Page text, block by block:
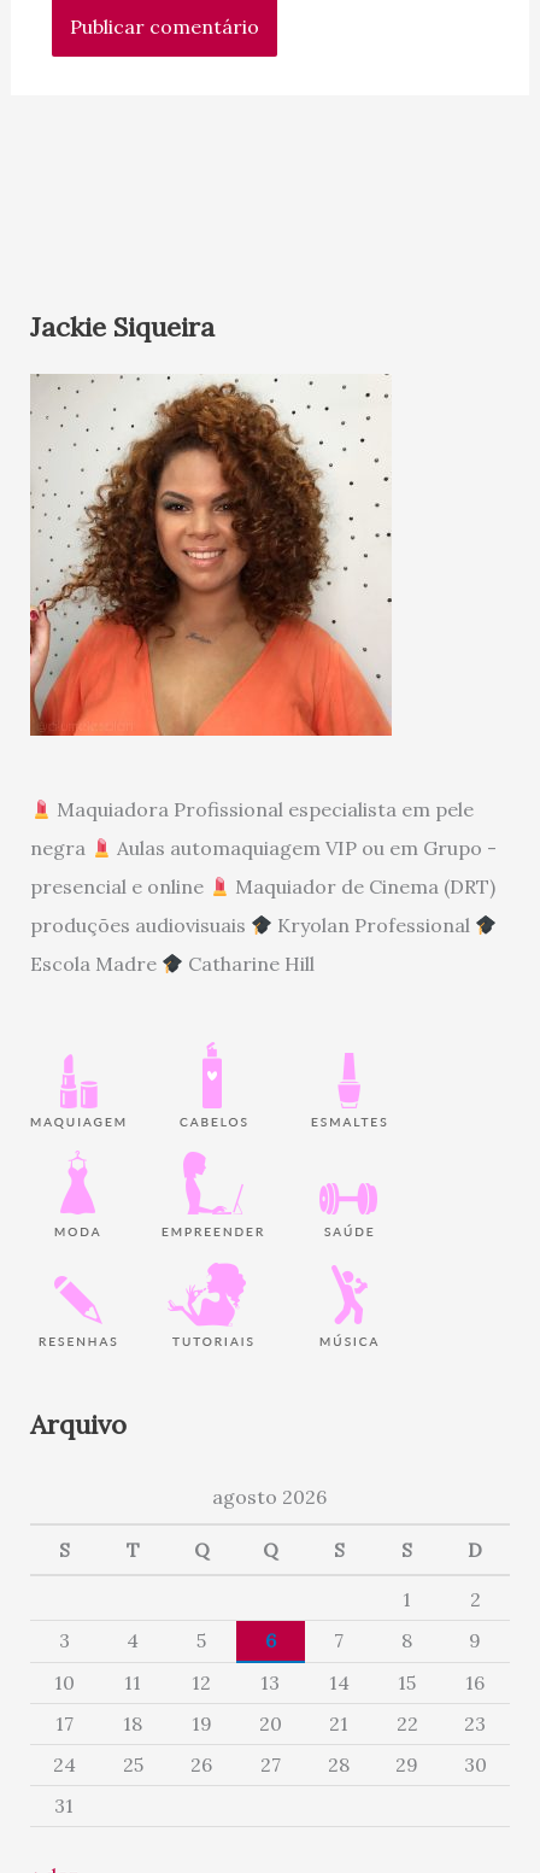
Jackie Siqueira
Maquiadora Profissional especialista em pele
negra
Aulas automaquiagem VIP ou em Grupo -
presencial e online
Maquiador de Cinema (DRT)
produções audiovisuais
Kryolan Professional
Escola Madre
Catharine Hill
Arquivo
agosto 2026
S T Q Q S S D
1
2
3
4 5 6 7 8
9
10
11 12 13 14 15
16
17
18 19 20 21 22
23
24
25 26 27 28 29
30
31